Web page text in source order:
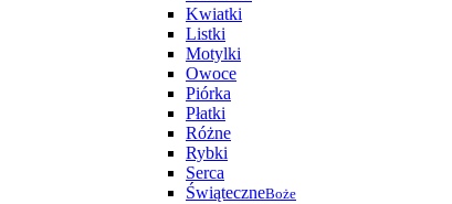
Kwiatki
Listki
Motylki
Owoce
Piórka
Płatki
Różne
Rybki
Serca
ŚwiąteczneBoże